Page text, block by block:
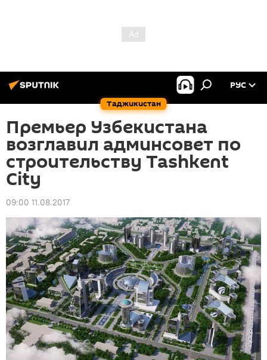
Таджикистан
РУС
Премьер Узбекистана
возглавил админсовет по
строительству Tashkent
City
09:00 11.08.2017